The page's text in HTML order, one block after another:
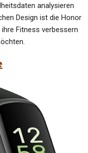
analysieren
Design ist die Honor
Fitness verbessern